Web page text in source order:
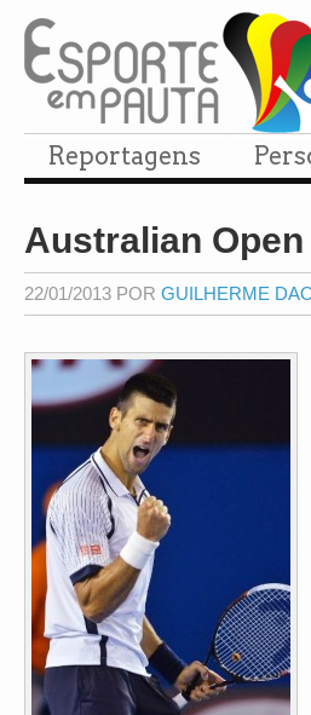
Reportagens
Australian Open
22/01/2013 POR GUILHERME